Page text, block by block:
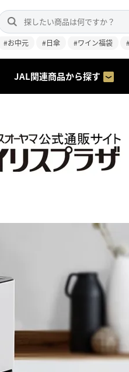
#お中元 #日傘 #ワイン福袋
JAL関連商品から探す